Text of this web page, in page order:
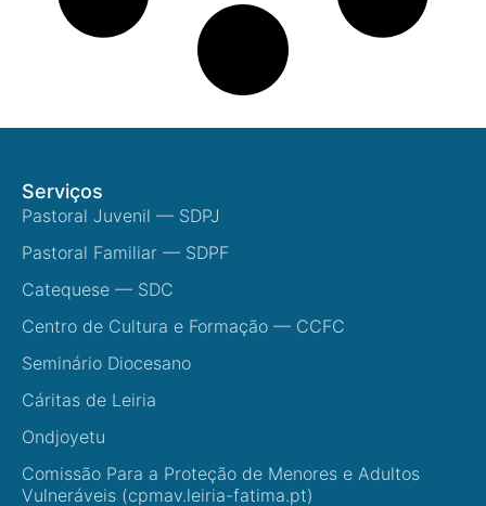
Serviços
Pastoral Juvenil — SDPJ
Pastoral Familiar — SDPF
Catequese — SDC
Centro de Cultura e Formação — CCFC
Seminário Diocesano
Cáritas de Leiria
Ondjoyetu
Comissão Para a Proteção de Menores e Adultos
Vulneráveis (cpmav.leiria-fatima.pt)